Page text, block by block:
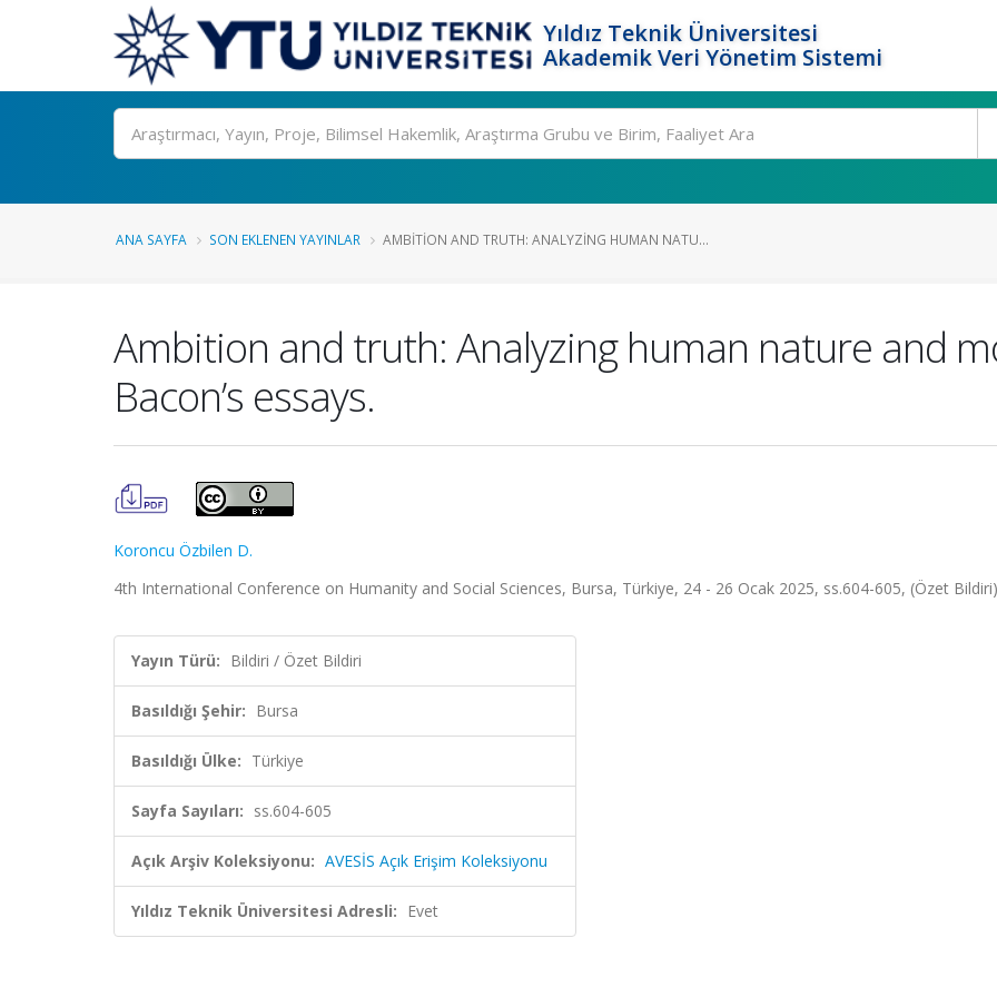
Yıldız Teknik Üniversitesi
Akademik Veri Yönetim Sistemi
Ara
ANA SAYFA SON EKLENEN YAYINLAR AMBITION AND TRUTH: ANALYZING HUMAN NATU...
Ambition and truth: Analyzing human nature and
Bacon’s essays.
Koroncu Özbilen D.
4th International Conference on Humanity and Social Sciences, Bursa, Türkiye, 24 - 26 Ocak 2025, ss.604-605, (Özet Bildiri)
Yayın Türü: Bildiri / Özet Bildiri
Basıldığı Şehir: Bursa
Basıldığı Ülke: Türkiye
Sayfa Sayıları: ss.604-605
Açık Arşiv Koleksiyonu: AVESİS Açık Erişim Koleksiyonu
Yıldız Teknik Üniversitesi Adresli: Evet